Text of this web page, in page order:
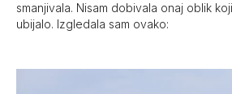
smanjivala. Nisam dobivala onaj oblik
ubijalo. Izgledala sam ovako: